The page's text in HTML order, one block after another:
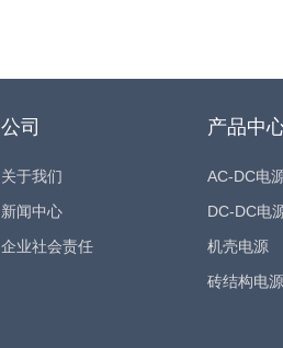
公司
关于我们
新闻中心
企业社会责任
产品中
AC-DC电
DC-DC电
机壳电源
砖结构电源